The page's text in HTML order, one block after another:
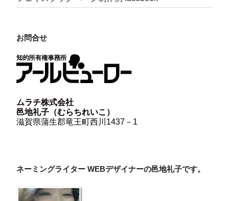
お問合せ
ムラチ株式会社
邑地礼子（むらちれいこ）
滋賀県蒲生郡竜王町西川1437－1
ネーミングライター WEBデザイナーの邑地礼子です。